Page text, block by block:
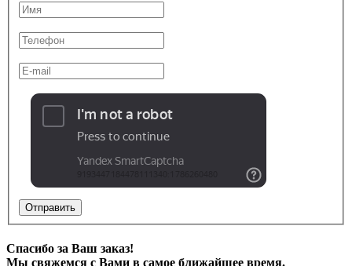
Отправить
Спасибо за Ваш заказ!
Мы свяжемся с Вами в самое ближайшее время.